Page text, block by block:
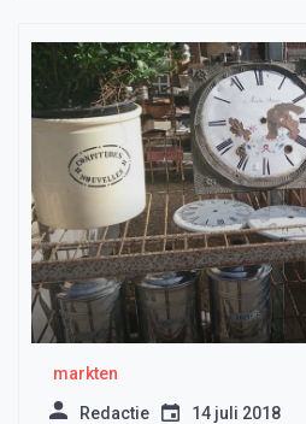
markten
Redactie 14 juli 2018